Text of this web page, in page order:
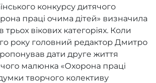
конкурсу дитячого
праці очима дітей» визначила
трьох вікових категоріях. Коли
року головний редактор Дмитро
дати друге життя
малюнка «Охорона праці
творчого колективу